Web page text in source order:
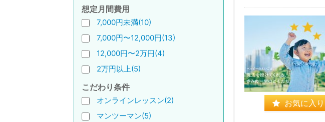
想定月間費用
7,000円未満(10)
7,000円〜12,000円(13)
12,000円〜2万円(4)
2万円以上(5)
こだわり条件
オンラインレッスン(2)
マンツーマン(5)
お気に入り